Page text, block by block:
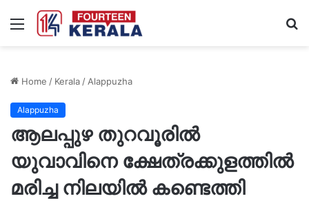
Menu
Home / Kerala/Alappuzha
Alappuzha
ആലപ്പുഴ തുറവൂരിൽ
യുവാവിനെ ക്ഷേത്രക്കുളത്തിൽ
മരിച്ച നിലയിൽ കണ്ടെത്തി